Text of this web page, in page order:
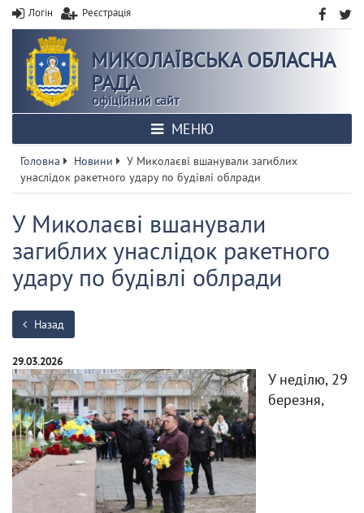
Логін Реєстрація
МИКОЛАЇВСЬКА ОБЛАСНА
РАДА
офіційний сайт
МЕНЮ
Головна Новини
У Миколаєві вшанували загиблих
унаслідок ракетного удару по будівлі облради
У Миколаєві вшанували
загиблих унаслідок ракетного
удару по будівлі облради
Назад
29.03.2026
У неділю, 29
березня,